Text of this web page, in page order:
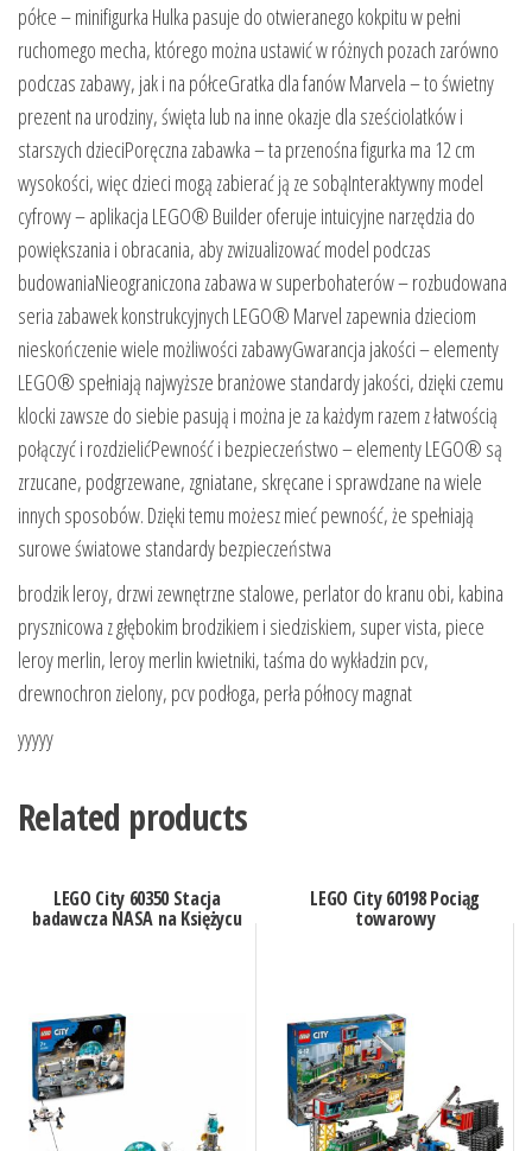
półce – minifigurka Hulka pasuje do otwieranego kokpitu w pełni
ruchomego mecha, którego można ustawić w różnych pozach zarówno
podczas zabawy, jak i na półceGratka dla fanów Marvela – to świetny
prezent na urodziny, święta lub na inne okazje dla sześciolatków i
starszych dzieciPoręczna zabawka – ta przenośna figurka ma 12 cm
wysokości, więc dzieci mogą zabierać ją ze sobąInteraktywny model
cyfrowy – aplikacja LEGO® Builder oferuje intuicyjne narzędzia do
powiększania i obracania, aby zwizualizować model podczas
budowaniaNieograniczona zabawa w superbohaterów – rozbudowana
seria zabawek konstrukcyjnych LEGO® Marvel zapewnia dzieciom
nieskończenie wiele możliwości zabawyGwarancja jakości – elementy
LEGO® spełniają najwyższe branżowe standardy jakości, dzięki czemu
klocki zawsze do siebie pasują i można je za każdym razem z łatwością
połączyć i rozdzielićPewność i bezpieczeństwo – elementy LEGO® są
zrzucane, podgrzewane, zgniatane, skręcane i sprawdzane na wiele
innych sposobów. Dzięki temu możesz mieć pewność, że spełniają
surowe światowe standardy bezpieczeństwa
brodzik leroy, drzwi zewnętrzne stalowe, perlator do kranu obi, kabina
prysznicowa z głębokim brodzikiem i siedziskiem, super vista, piece
leroy merlin, leroy merlin kwietniki, taśma do wykładzin pcv,
drewnochron zielony, pcv podłoga, perła północy magnat
yyyyy
Related products
LEGO City 60350 Stacja
badawcza NASA na Księżycu
LEGO City 60198 Pociąg
towarowy